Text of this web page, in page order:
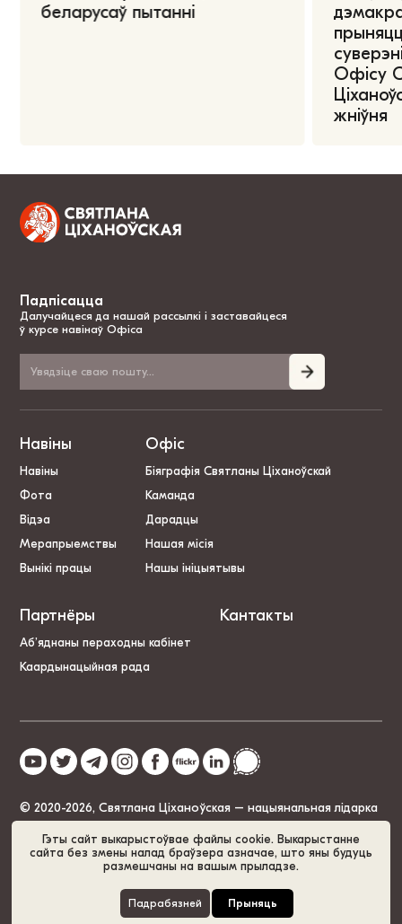
Гэты сайт выкарыстоўвае файлы cookie. Выкарыстанне
сайта без змены налад браўзера азначае, што яны будуць
размешчаны на вашым прыладзе.
Падрабязней Прыняць
беларусаў пытанні
Офісу
жніўня
Падпісацца
Далучайцеся да нашай рассылкі і заставайцеся
ў курсе навінаў Офіса
Навіны
Навіны
Фота
Відэа
Мерапрыемствы
Вынікі працы
Офіс
Біяграфія Святланы Ціханоўскай
Каманда
Дарадцы
Нашая місія
Нашы ініцыятывы
Партнёры
Аб’яднаны пераходны кабінет
Каардынацыйная рада
Кантакты
© 2020-2026, Святлана Ціханоўская – нацыянальная лідарка